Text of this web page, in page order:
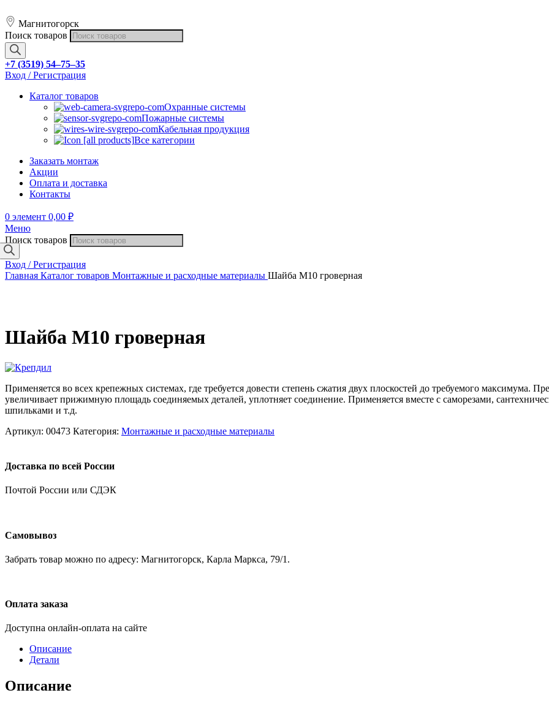
Магнитогорск
Поиск товаров
+7 (3519) 54‒75‒35
Вход / Регистрация
Каталог товаров
Охранные системы
Пожарные системы
Кабельная продукция
Все категории
Заказать монтаж
Акции
Оплата и доставка
Контакты
0 элемент 0,00 ₽
Меню
Поиск товаров
Вход / Регистрация
Главная Каталог товаров Монтажные и расходные материалы Шайба М10 гроверная
Шайба М10 гроверная
Применяется во всех крепежных системах, где требуется довести степень сжатия двух плоскостей до требуемого максимума.
увеличивает прижимную площадь соединяемых деталей, уплотняет соединение. Применяется вместе с саморезами,
шпильками и т.д.
Артикул: 00473 Категория: Монтажные и расходные материалы
Доставка по всей России
Почтой России или СДЭК
Самовывоз
Забрать товар можно по адресу: Магнитогорск, Карла Маркса, 79/1.
Оплата заказа
Доступна онлайн-оплата на сайте
Описание
Детали
Описание